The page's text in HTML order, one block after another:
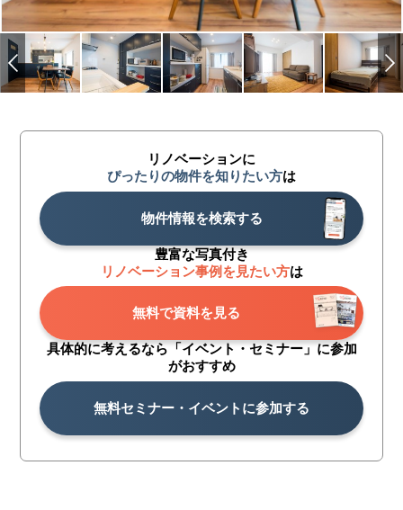
リノベーションに
ぴったりの物件を知りたい方は
物件情報を検索する
豊富な写真付き
リノベーション事例を見たい方は
無料で資料を見る
具体的に考えるなら「イベント・セミナー」に参加
がおすすめ
無料セミナー・イベントに参加する